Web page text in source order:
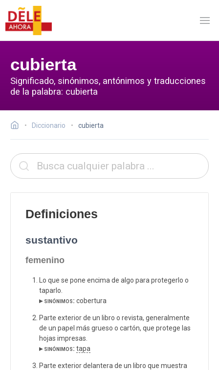
cubierta
Significado, sinónimos, antónimos y traducciones
de la palabra: cubierta
Diccionario cubierta
Definiciones
sustantivo
femenino
Lo que se pone encima de algo para protegerlo o
taparlo.
▸ sinónimos: cobertura
Parte exterior de un libro o revista, generalmente
de un papel más grueso o cartón, que protege las
hojas impresas.
▸ sinónimos: tapa
Parte exterior delantera de un libro que muestra